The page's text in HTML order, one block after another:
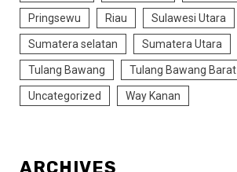
Pringsewu Riau Sulawesi Utara
Sumatera selatan Sumatera Utara
Tulang Bawang Tulang Bawang Barat
Uncategorized Way Kanan